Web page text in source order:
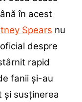
în acest
Spears nu
despre
rapid
fanii și-au
și susținerea